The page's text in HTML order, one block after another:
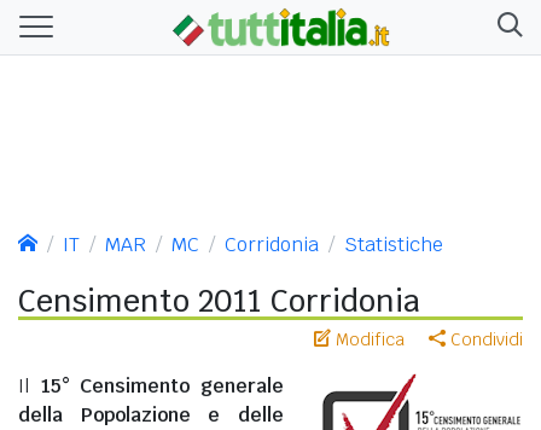
IT MAR MC Corridonia Statistiche
Censimento 2011 Corridonia
Modifica Condividi
Il 15° Censimento generale
della Popolazione e delle